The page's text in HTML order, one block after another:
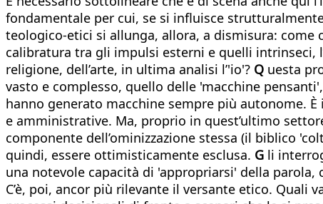
fondamentale per cui, se si influisce
teologico-etici si allunga, allora, a dismisura: come
calibratura tra gli impulsi esterni e quelli intrinseci,
religione, dell’arte, in ultima analisi l’'io'? Q uesta
vasto e complesso, quello delle 'macchine
hanno generato macchine sempre più autonome.
e amministrative. Ma, proprio in quest’ultimo
componente dell’ominizzazione stessa (il biblico
quindi, essere ottimisticamente esclusa. G li
una notevole capacità di 'appropriarsi' della
C’è, poi, ancor più rilevante il versante etico.